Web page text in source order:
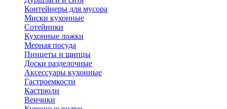
Контейнеры для мусора
Миски кухонные
Сотейники
Кухонные ложки
Мерная посуда
Пинцеты и щипцы
Доски разделочные
Аксессуары кухонные
Гастроемкости
Кастрюли
Венчики